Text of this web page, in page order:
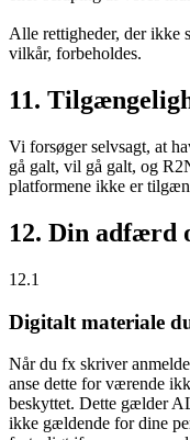
Alle rettigheder, der ikke
vilkår, forbeholdes.
11.
Vi forsøger selvsagt, at
gå galt, vil gå galt, og
platformene ikke er
12. Din adfærd
12.1
Digitalt materiale
Når du fx skriver
anse dette for værende
beskyttet. Dette gælder
ikke gældende for dine